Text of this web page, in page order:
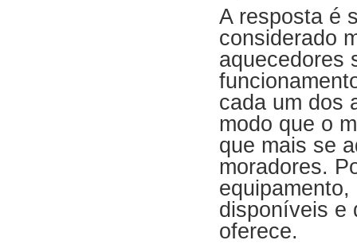
A resposta é
considerado
aquecedores
cada um dos
modo que o
que mais se
moradores.
disponíveis e
oferece.